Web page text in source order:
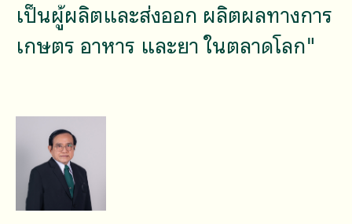
เป็นผู้ผลิตและส่งออก ผลิตผลทางการ
เกษตร อาหาร และยา ในตลาดโลก"